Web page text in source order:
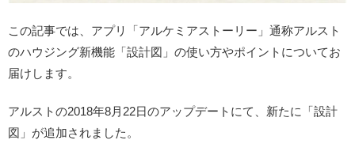
この記事では、アプリ「アルケミアストーリー」通称アルスト
のハウジング新機能「設計図」の使い方やポイントについてお
届けします。
アルストの2018年8月22日のアップデートにて、新たに「設計
図」が追加されました。